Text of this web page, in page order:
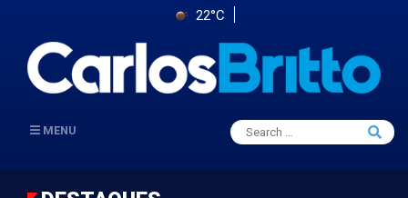
22°C
MENU
Search
for:
Search